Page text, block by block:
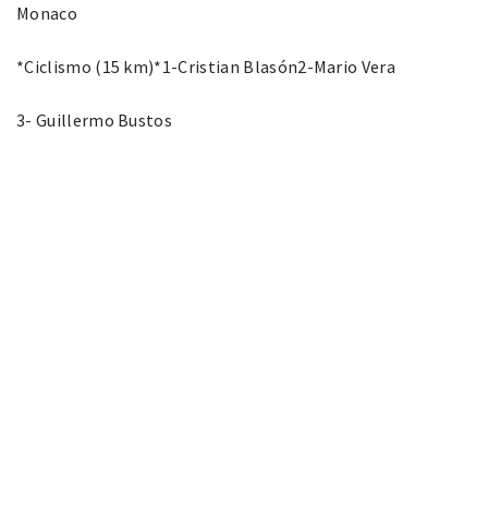
Monaco
*Ciclismo (15 km)*1-Cristian Blasón2-Mario Vera
3- Guillermo Bustos